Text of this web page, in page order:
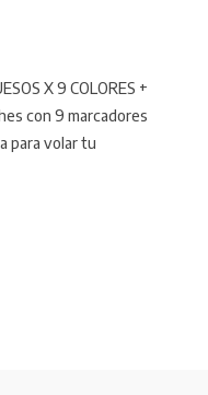
X 9 COLORES +
con 9 marcadores
para volar tu